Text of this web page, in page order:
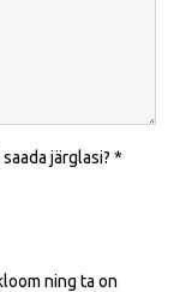
järglasi?
ning ta on